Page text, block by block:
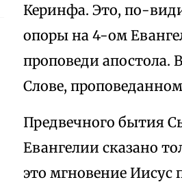
Керинфа. Это, по-
опоры на 4-ом
проповеди апостола.
Слове,
Предвечного бытия
Евангелии сказано
это мгновение